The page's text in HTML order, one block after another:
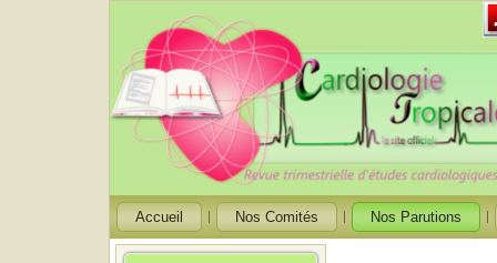
Accueil Nos Comités Nos Parutions